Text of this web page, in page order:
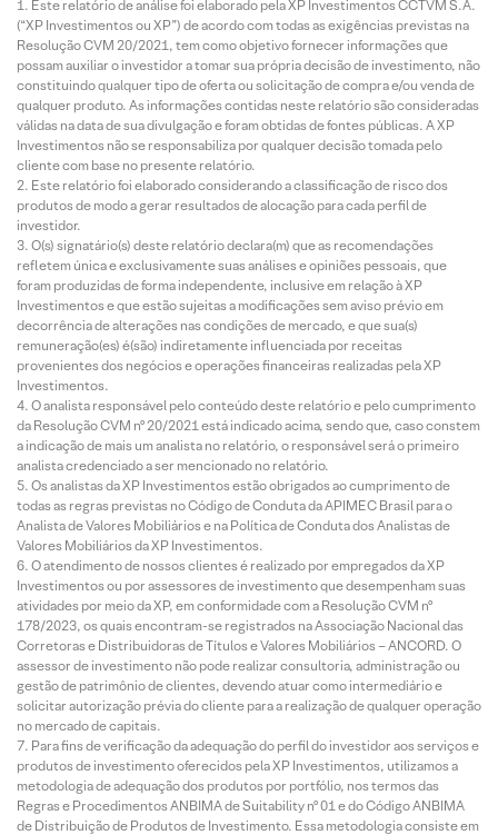
Este relatório de análise foi elaborado pela XP Investimentos CCTVM S.A.
(“XP Investimentos ou XP”) de acordo com todas as exigências previstas na
Resolução CVM 20/2021, tem como objetivo fornecer informações que
possam auxiliar o investidor a tomar sua própria decisão de investimento, não
constituindo qualquer tipo de oferta ou solicitação de compra e/ou venda de
qualquer produto. As informações contidas neste relatório são consideradas
válidas na data de sua divulgação e foram obtidas de fontes públicas. A XP
Investimentos não se responsabiliza por qualquer decisão tomada pelo
cliente com base no presente relatório.
Este relatório foi elaborado considerando a classificação de risco dos
produtos de modo a gerar resultados de alocação para cada perfil de
investidor.
O(s) signatário(s) deste relatório declara(m) que as recomendações
refletem única e exclusivamente suas análises e opiniões pessoais, que
foram produzidas de forma independente, inclusive em relação à XP
Investimentos e que estão sujeitas a modificações sem aviso prévio em
decorrência de alterações nas condições de mercado, e que sua(s)
remuneração(es) é(são) indiretamente influenciada por receitas
provenientes dos negócios e operações financeiras realizadas pela XP
Investimentos.
O analista responsável pelo conteúdo deste relatório e pelo cumprimento
da Resolução CVM nº 20/2021 está indicado acima, sendo que, caso constem
a indicação de mais um analista no relatório, o responsável será o primeiro
analista credenciado a ser mencionado no relatório.
Os analistas da XP Investimentos estão obrigados ao cumprimento de
todas as regras previstas no Código de Conduta da APIMEC Brasil para o
Analista de Valores Mobiliários e na Política de Conduta dos Analistas de
Valores Mobiliários da XP Investimentos.
O atendimento de nossos clientes é realizado por empregados da XP
Investimentos ou por assessores de investimento que desempenham suas
atividades por meio da XP, em conformidade com a Resolução CVM nº
178/2023, os quais encontram-se registrados na Associação Nacional das
Corretoras e Distribuidoras de Títulos e Valores Mobiliários – ANCORD. O
assessor de investimento não pode realizar consultoria, administração ou
gestão de patrimônio de clientes, devendo atuar como intermediário e
solicitar autorização prévia do cliente para a realização de qualquer operação
no mercado de capitais.
Para fins de verificação da adequação do perfil do investidor aos serviços e
produtos de investimento oferecidos pela XP Investimentos, utilizamos a
metodologia de adequação dos produtos por portfólio, nos termos das
Regras e Procedimentos ANBIMA de Suitability nº 01 e do Código ANBIMA
de Distribuição de Produtos de Investimento. Essa metodologia consiste em